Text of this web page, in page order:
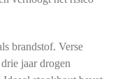
brandstof. Verse
jaar drogen